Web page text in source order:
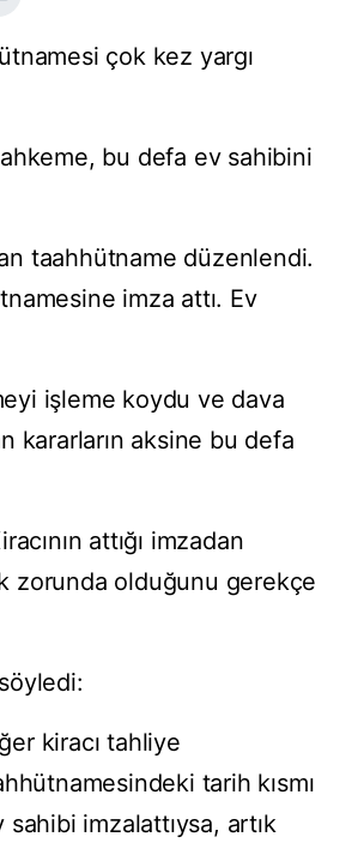
çok kez yargı
bu defa ev sahibini
taahhütname düzenlendi.
imza attı. Ev
işleme koydu ve dava
kararların aksine bu defa
attığı imzadan
zorunda olduğunu gerekçe
kiracı tahliye
tarih kısmı
imzalattıysa, artık